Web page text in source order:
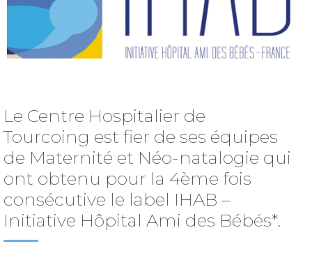
Le Centre Hospitalier de
Tourcoing est fier de ses équipes
de Maternité et Néo-natalogie qui
ont obtenu pour la 4ème fois
consécutive le label IHAB –
Initiative Hôpital Ami des Bébés*.